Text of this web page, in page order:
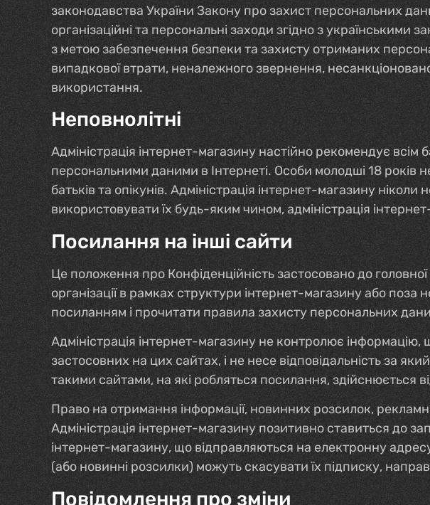
законодавства України Закону про захист персональних
організаційні та персональні заходи згідно з
з метою забезпечення безпеки та захисту отриманих
випадкової втрати, неналежного звернення,
використання.
Неповнолітні
Адміністрація інтернет-магазину настійно рекомендує всім
персональними даними в Інтернеті. Особи молодші 18 років
батьків та опікунів. Адміністрація інтернет-магазину
використовувати їх будь-яким чином, адміністрація
Посилання на інші сайти
Це положення про Конфіденційність застосовано до
організації в рамках структури інтернет-магазину або
посиланням і прочитати правила захисту персональних
Адміністрація інтернет-магазину не контролює
застосовних на цих сайтах, і не несе відповідальність за
такими сайтами, на які робляться посилання, здійснюється
Право на отримання інформації, новинних розсилок,
Адміністрація інтернет-магазину позитивно ставиться до
інтернет-магазину, що відправляються на електронну
(або новинні розсилки) можуть скасувати їх підписку,
Повідомлення про зміни